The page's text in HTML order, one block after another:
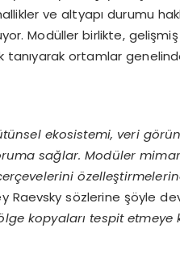
ve altyapı durumu
Modüller birlikte,
ortamlar
tünsel ekosistemi, veri görü
sağlar. Modüler
erçeveleriniözelleş
Raevsky sözlerine şöyle
lge kopyaları tespit etmeye